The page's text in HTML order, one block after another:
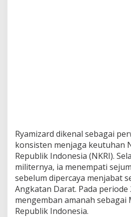
Ryamizard dikenal sebagai
konsisten menjaga keutuhan
Republik Indonesia (NKRI).
militernya, ia menempati
sebelum dipercaya menjabat
Angkatan Darat. Pada periode
mengemban amanah
Republik Indonesia.